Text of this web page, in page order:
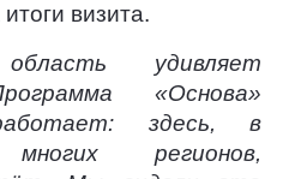
визита.
область удивляет
«Основа»
здесь, в
регионов,